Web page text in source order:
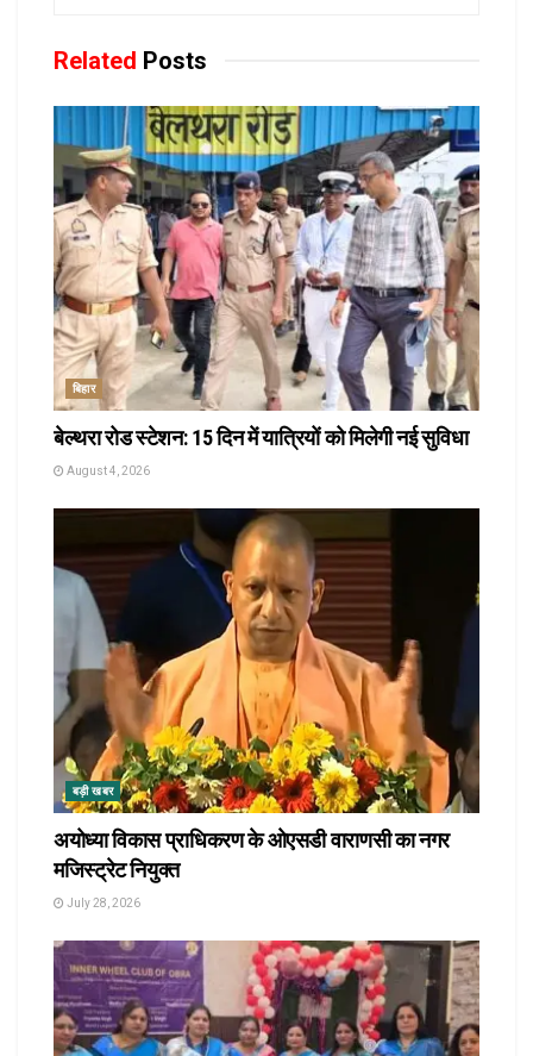
Related Posts
बिहार
बेल्थरा रोड स्टेशन: 15 दिन में यात्रियों को मिलेगी नई सुविधा
August 4, 2026
बड़ी खबर
अयोध्या विकास प्राधिकरण के ओएसडी वाराणसी का नगर
मजिस्ट्रेट नियुक्त
July 28, 2026